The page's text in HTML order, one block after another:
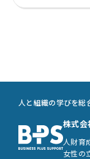
人と組織の学びを総
株式会
人財育
女性の